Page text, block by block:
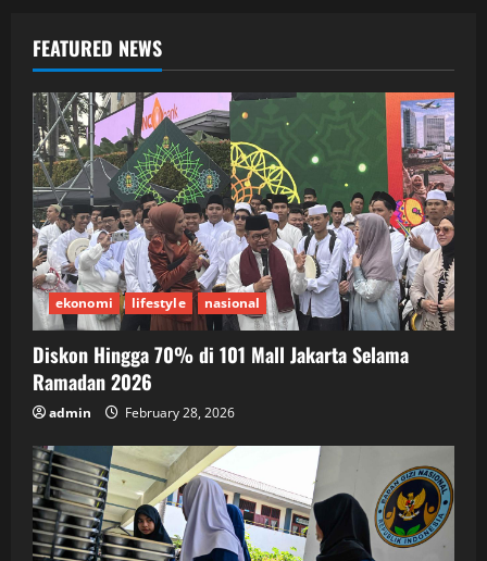
FEATURED NEWS
ekonomi lifestyle nasional
Diskon Hingga 70% di 101 Mall Jakarta Selama
Ramadan 2026
admin February 28, 2026